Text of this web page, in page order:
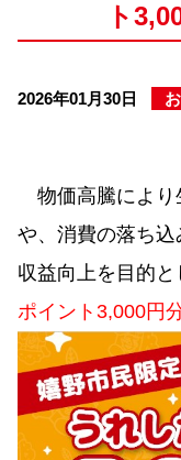
ト
2026年01月30日
物価高騰により
や、消費の落ち
収益向上を目的
ポイント3,000円